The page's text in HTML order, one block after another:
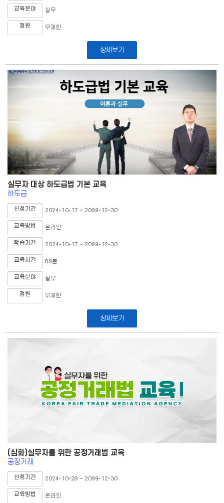
교육분야 실무
정원 무제한
상세보기
실무자 대상 하도급법 기본 교육
하도급
신청기간 2024-10-17 ~ 2099-12-30
교육방법 온라인
학습기간 2024-10-17 ~ 2099-12-30
교육시간 89분
교육분야 실무
정원 무제한
상세보기
(심화)실무자를 위한 공정거래법 교육
공정거래
신청기간 2024-10-28 ~ 2099-12-30
교육방법 온라인